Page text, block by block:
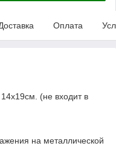
Оплата
(не входит в
на металлической